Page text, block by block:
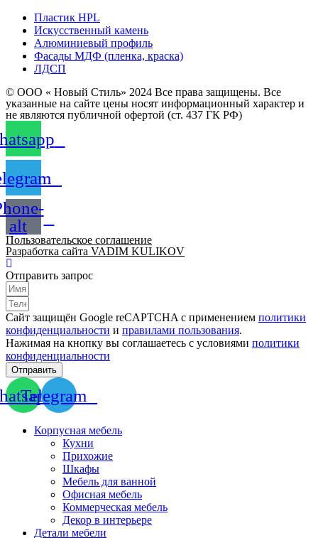
Пластик HPL
Искусственный камень
Алюминиевый профиль
Фасады МДФ (пленка, краска)
ЛДСП
© ООО « Новый Стиль» 2024 Все права защищены. Все
указанные на сайте цены носят информационный характер и
не являются публичной офертой (ст. 437 ГК РФ)
alt
Пользовательское соглашение
Разработка сайта VADIM KULIKOV
Отправить запрос
Сайт защищён Google reCAPTCHA с применением политики
конфиденциальности и правилами пользования.
Нажимая на кнопку вы соглашаетесь с условиями политики
конфиденциальности
Отправить
Telegram
Корпусная мебель
Кухни
Прихожие
Шкафы
Мебель для ванной
Офисная мебель
Коммерческая мебель
Декор в интерьере
Детали мебели